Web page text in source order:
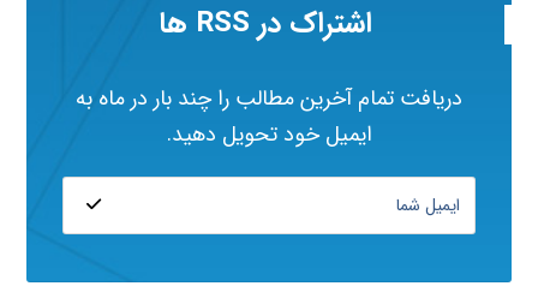
اشتراک در RSS ها
دریافت تمام آخرین مطالب را چند بار در ماه به
ایمیل خود تحویل دهید.